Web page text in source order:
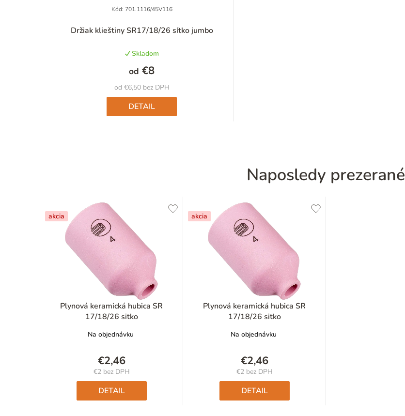
Držiak klieštiny SR17/18/26 sítko jumbo
hodnotenie
je
5,0
z
5
hviezdičiek.
Skladom
od €6,50 bez DPH
od €8
DETAIL
Kód: 701.1116/45V116
Naposledy prezerané
akcia
Plynová keramická hubica SR
17/18/26 sitko
Na objednávku
€2,46
€2 bez DPH
Jednotková
cena:
DETAIL
akcia
Plynová keramická hubica SR
17/18/26 sitko
Na objednávku
€2,46
€2 bez DPH
Jednotková
cena:
DETAIL